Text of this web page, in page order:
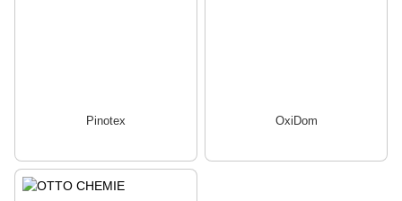
Pinotex OxiDom